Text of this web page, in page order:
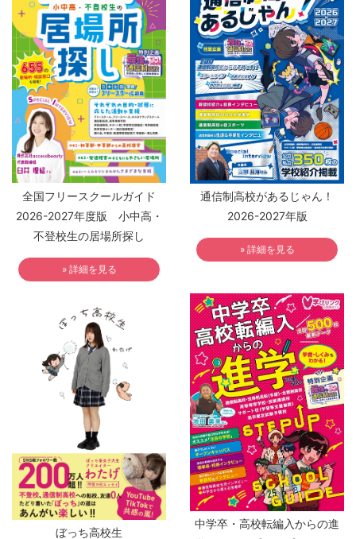
全国フリースクールガイド
2026-2027年度版 小中高・
不登校生の居場所探し
» 詳細を見る
通信制高校があるじゃん！
2026-2027年版
» 詳細を見る
ぼっち高校生
中学卒・高校転編入からの進